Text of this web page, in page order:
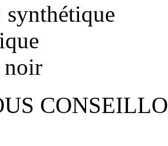
synthétique
noir